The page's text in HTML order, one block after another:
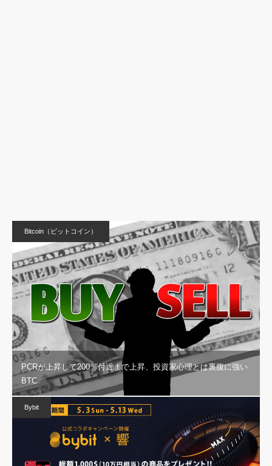
Bitcoin（ビットコイン）
PCRが上昇して200％付近まで上昇、投資家心理とは裏腹に強い
BTC
Bybit